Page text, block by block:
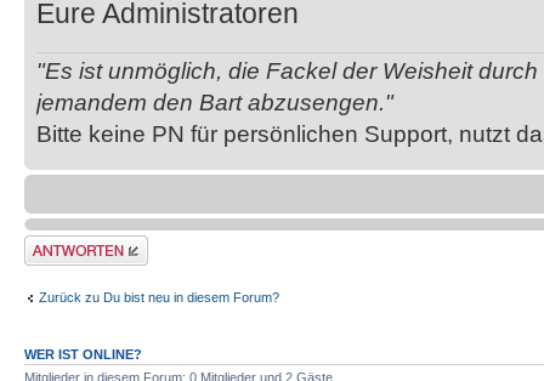
Eure Administratoren
"Es ist unmöglich, die Fackel der Weisheit
jemandem den Bart abzusengen."
Bitte keine PN für persönlichen Support, nutzt
Antwort erstellen
Zurück zu Du bist neu in diesem Forum?
WER IST ONLINE?
Mitglieder in diesem Forum: 0 Mitglieder und 2 Gäste